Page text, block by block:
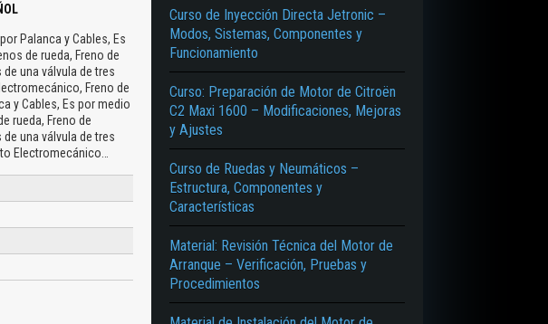
Palanca y Cables, Es
de rueda, Freno de
una válvula de tres
Freno de
y Cables, Es por medio
rueda, Freno de
una válvula de tres
Electromecánico…
Curso de Inyección Directa Jetronic –
Modos, Sistemas, Componentes y
Funcionamiento
Curso: Preparación de Motor de Citroën
C2 Maxi 1600 – Modificaciones, Mejoras
y Ajustes
Curso de Ruedas y Neumáticos –
Estructura, Componentes y
Características
Material: Revisión Técnica del Motor de
Arranque – Verificación, Pruebas y
Procedimientos